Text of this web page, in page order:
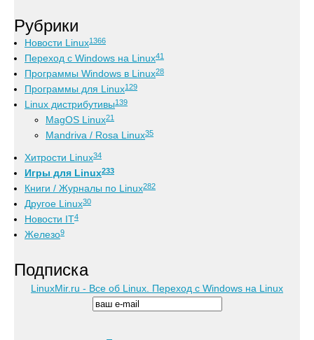
Рубрики
Новости Linux1366
Переход с Windows на Linux41
Программы Windows в Linux28
Программы для Linux129
Linux дистрибутивы139
MagOS Linux21
Mandriva / Rosa Linux35
Хитрости Linux34
Игры для Linux233
Книги / Журналы по Linux282
Другое Linux30
Новости IT4
Железо9
Подписка
LinuxMir.ru - Все об Linux. Переход с Windows на Linux